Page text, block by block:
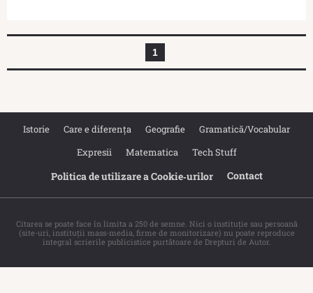
1
Istorie Care e diferența Geografie
Gramatică/Vocabular
Expresii
Matematica Tech Stuff
Politica de utilizare a Cookie‐urilor Contact
Citarea se poate face în limita a 250 de semne. Nici o instituţie sau persoană
(site-uri, instituţii mass-media, firme de monitorizare) nu poate reproduce
integral scrierile publicistice purtătoare de Drepturi de Autor.